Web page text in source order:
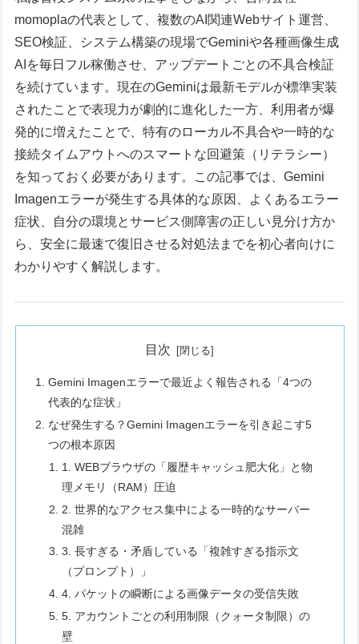
momoplaの代表として、複数のAI関連Webサイト運営、
SEO検証、システム構築の現場でGeminiや各種画像生成
AIを毎日フル稼働させ、アップデートごとの不具合検証
を続けています。現在のGeminiは最新モデルが標準実装
されたことで表現力が劇的に進化した一方、利用者が爆
発的に増えたことで、特有のローカル不具合や一時的な
接続タイムアウトへのスマートな回避策（リテラシー）
を知っておく必要があります。この記事では、Gemini
Imagenエラーが発生する具体的な原因、よくあるエラー
症状、自分の環境とサービス側障害の正しい見分け方か
ら、安全に最速で復旧させる対処法までを初心者向けに
わかりやすく解説します。
目次
Gemini Imagenエラーで最近よく報告される「4つの
代表的な症状」
なぜ発生する？Gemini Imagenエラーを引き起こす5
つの根本原因
1. WEBブラウザの「履歴キャッシュ肥大化」と物
理メモリ（RAM）圧迫
2. 世界的なアクセス集中による一時的なサーバー
混雑
3. 長すぎる・矛盾している「複雑すぎる指示文
（プロンプト）」
4. パケットの瞬断による画像データの受信失敗
5. アカウントごとの利用制限（クォータ制限）の
壁